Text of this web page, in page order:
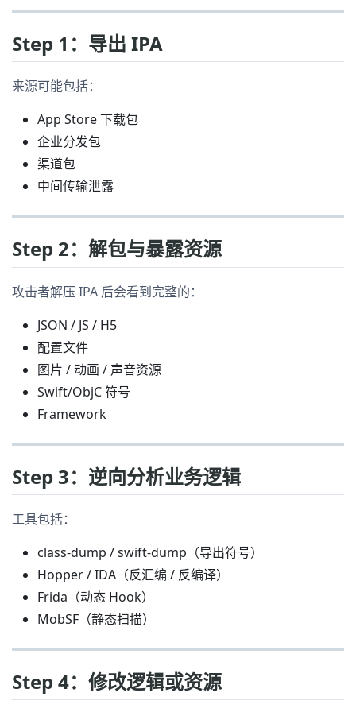
Step 1：导出 IPA
来源可能包括：
App Store 下载包
企业分发包
渠道包
中间传输泄露
Step 2：解包与暴露资源
攻击者解压 IPA 后会看到完整的：
JSON / JS / H5
配置文件
图片 / 动画 / 声音资源
Swift/ObjC 符号
Framework
Step 3：逆向分析业务逻辑
工具包括：
class-dump / swift-dump（导出符号）
Hopper / IDA（反汇编 / 反编译）
Frida（动态 Hook）
MobSF（静态扫描）
Step 4：修改逻辑或资源